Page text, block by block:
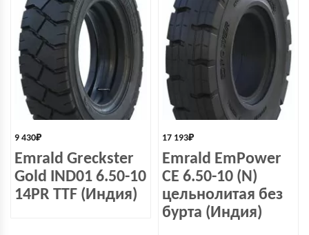
9 430₽
Emrald Greckster
Gold IND01 6.50-10
14PR TTF (Индия)
17 193₽
Emrald EmPower
СЕ 6.50-10 (N)
цельнолитая без
бурта (Индия)